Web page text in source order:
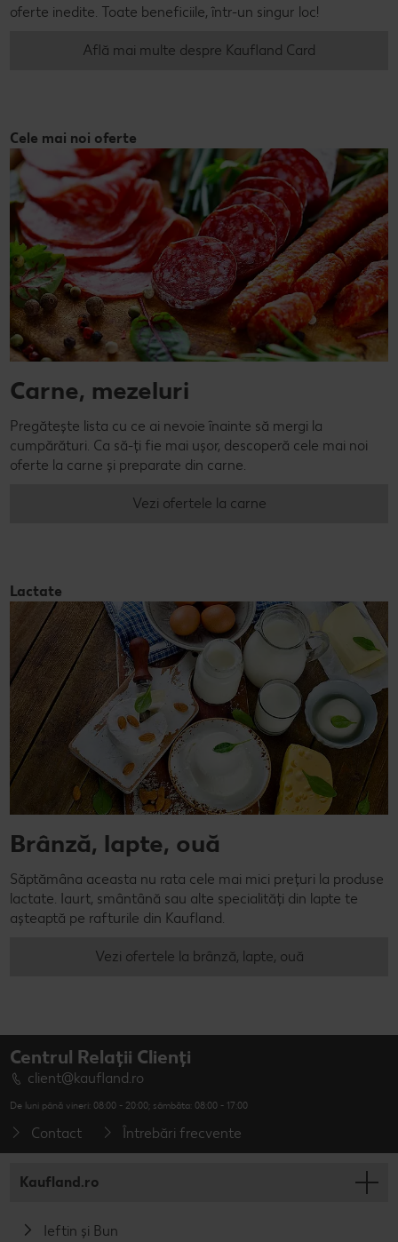
oferte inedite. Toate beneficiile, într-un singur loc!
Află mai multe despre Kaufland Card
Cele mai noi oferte
Carne, mezeluri
Pregătește lista cu ce ai nevoie înainte să mergi la
cumpărături. Ca să-ți fie mai ușor, descoperă cele mai noi
oferte la carne și preparate din carne.
Vezi ofertele la carne
Lactate
Brânză, lapte, ouă
Săptămâna aceasta nu rata cele mai mici prețuri la produse
lactate. Iaurt, smântână sau alte specialități din lapte te
așteaptă pe rafturile din Kaufland.
Vezi ofertele la brânză, lapte, ouă
Centrul Relații Clienți
client@kaufland.ro
De luni până vineri: 08:00 - 20:00; sâmbăta: 08:00 - 17:00
Contact Întrebări frecvente
Kaufland.ro
Ieftin și Bun